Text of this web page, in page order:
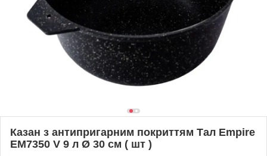
Казан з антипригарним покриттям Тал Empire
EM7350 V 9 л Ø 30 см ( шт )